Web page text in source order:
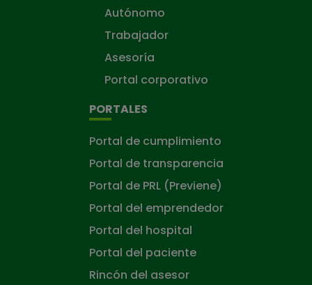
Autónomo
Trabajador
Asesoría
Portal corporativo
PORTALES
Portal de cumplimiento
Portal de transparencia
Portal de PRL (Previene)
Portal del emprendedor
Portal del hospital
Portal del paciente
Rincón del asesor